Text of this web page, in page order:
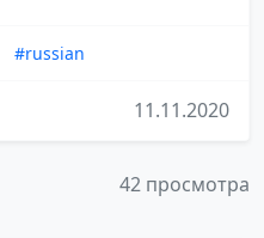
#russian
11.11.2020
42 просмотра